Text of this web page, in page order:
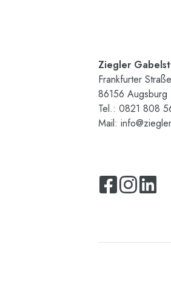
Zieg­ler
Frank­fur­ter
86156 Augs­burg
Tel.: 0821 808
Mail: